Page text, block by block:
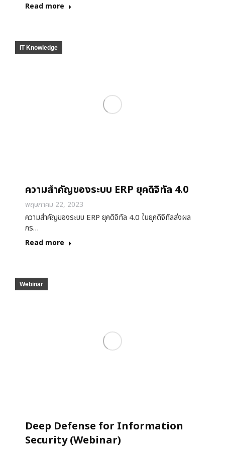
Read more
IT Knowledge
ความสำคัญของระบบ ERP ยุคดิจิทัล 4.0
พฤษภาคม 22, 2023
ความสำคัญของระบบ ERP ยุคดิจิทัล 4.0 ในยุคดิจิทัลส่งผล
กร…
Read more
Webinar
Deep Defense for Information
Security (Webinar)